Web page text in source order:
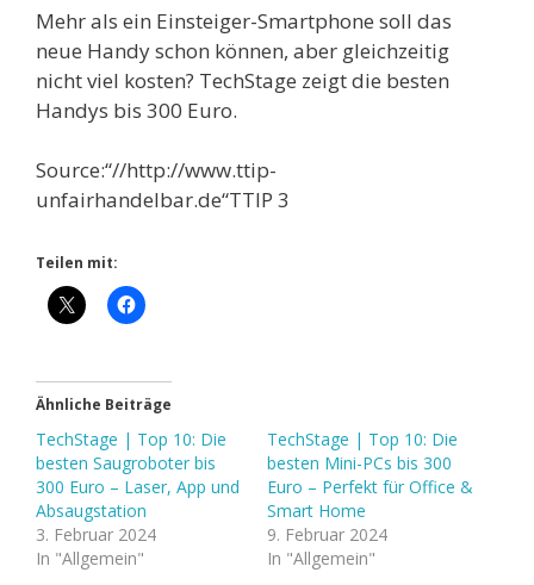
Mehr als ein Einsteiger-Smartphone soll das
neue Handy schon können, aber gleichzeitig
nicht viel kosten? TechStage zeigt die besten
Handys bis 300 Euro.
Source:“//http://www.ttip-
unfairhandelbar.de“TTIP 3
Teilen mit:
Ähnliche Beiträge
TechStage | Top 10: Die
besten Saugroboter bis
300 Euro – Laser, App und
Absaugstation
3. Februar 2024
In "Allgemein"
TechStage | Top 10: Die
besten Mini-PCs bis 300
Euro – Perfekt für Office &
Smart Home
9. Februar 2024
In "Allgemein"